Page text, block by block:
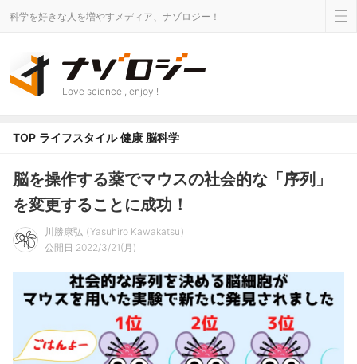
科学を好きな人を増やすメディア、ナゾロジー！
Love science , enjoy !
TOP ライフスタイル 健康 脳科学
脳を操作する薬でマウスの社会的な「序列」
を変更することに成功！
川勝康弘
Yasuhiro Kawakatsu
公開日 2022/3/21(月)